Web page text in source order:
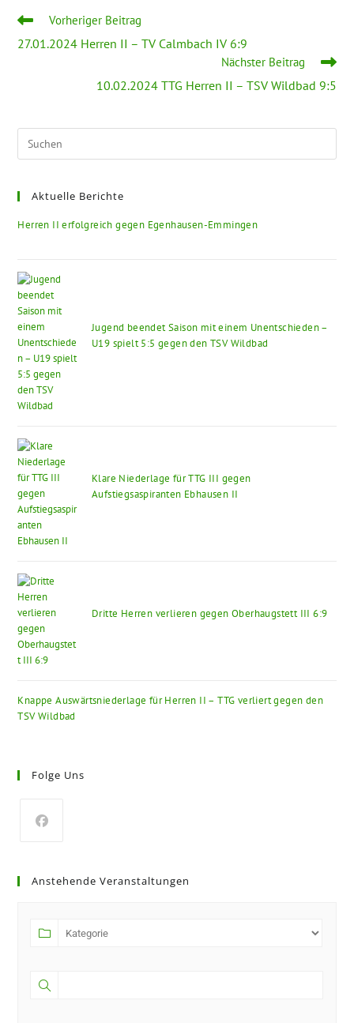
Vorheriger Beitrag
27.01.2024 Herren II – TV Calmbach IV 6:9
Nächster Beitrag
10.02.2024 TTG Herren II – TSV Wildbad 9:5
Aktuelle Berichte
Herren II erfolgreich gegen Egenhausen-Emmingen
Jugend beendet Saison mit einem Unentschieden –
U19 spielt 5:5 gegen den TSV Wildbad
Klare Niederlage für TTG III gegen
Aufstiegsaspiranten Ebhausen II
Dritte Herren verlieren gegen Oberhaugstett III 6:9
Knappe Auswärtsniederlage für Herren II – TTG verliert gegen den
TSV Wildbad
Folge Uns
Anstehende Veranstaltungen